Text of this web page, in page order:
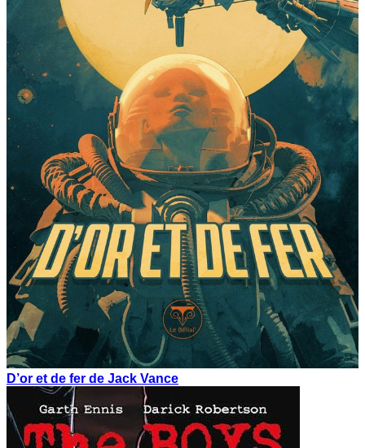
D’or et de fer de Jack Vance